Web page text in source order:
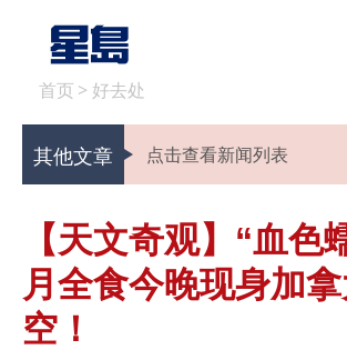
首页 > 好去处
其他文章 点击查看新闻列表
【天文奇观】“血色
月全食今晚现身加
空！